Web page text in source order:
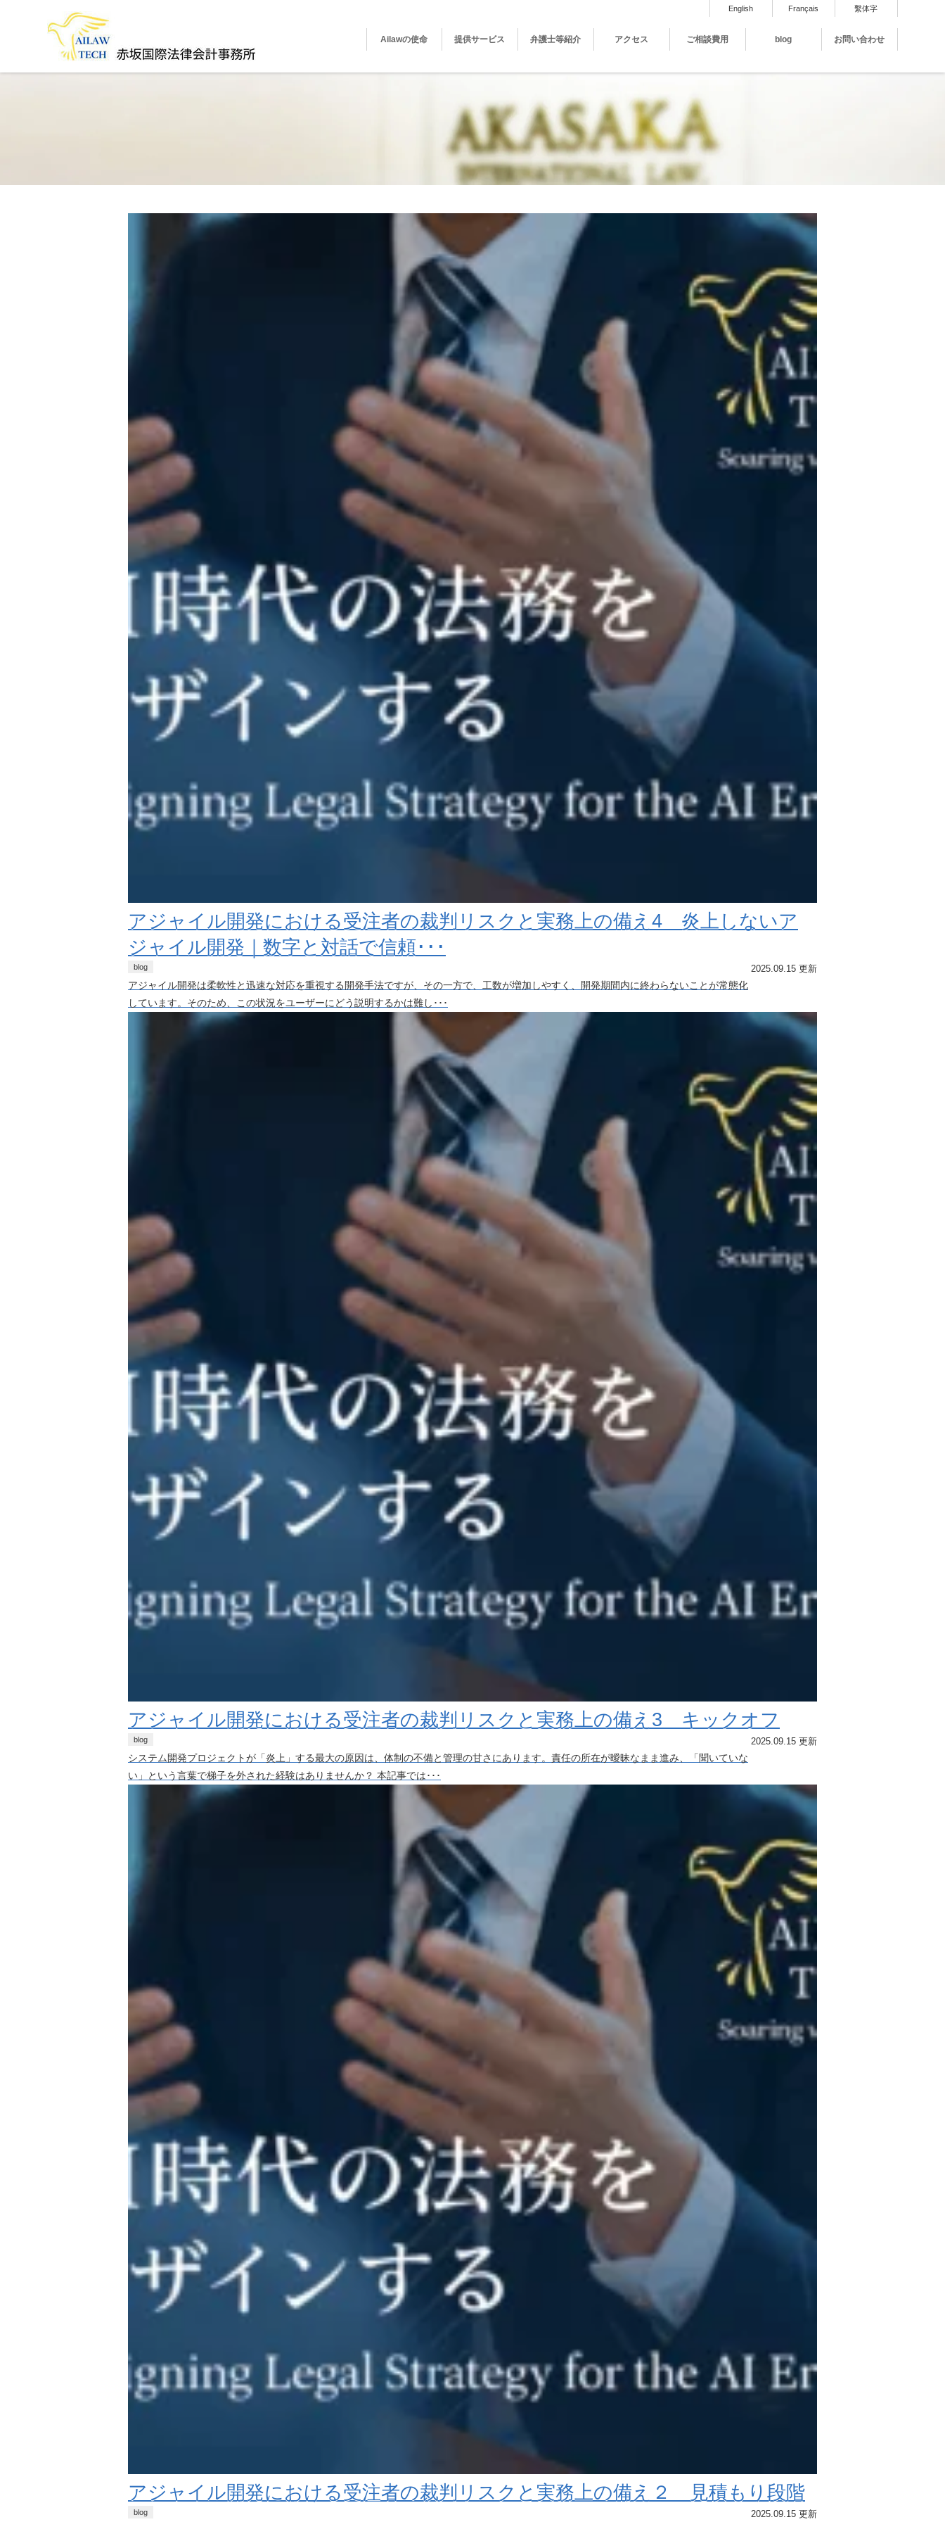
English Français 繫体字
Ailawの使命 提供サービス 弁護士等紹介 アクセス ご相談費用 blog お問い合わせ
アジャイル開発における受注者の裁判リスクと実務上の備え4 炎上しないア
ジャイル開発｜数字と対話で信頼･･･
blog 2025.09.15 更新
アジャイル開発は柔軟性と迅速な対応を重視する開発手法ですが、その一方で、工数が増加しやすく、開発期間内に終わらないことが常態化
しています。そのため、この状況をユーザーにどう説明するかは難し･･･
アジャイル開発における受注者の裁判リスクと実務上の備え3 キックオフ
blog 2025.09.15 更新
システム開発プロジェクトが「炎上」する最大の原因は、体制の不備と管理の甘さにあります。責任の所在が曖昧なまま進み、「聞いていな
い」という言葉で梯子を外された経験はありませんか？ 本記事では･･･
アジャイル開発における受注者の裁判リスクと実務上の備え２ 見積もり段階
blog 2025.09.15 更新